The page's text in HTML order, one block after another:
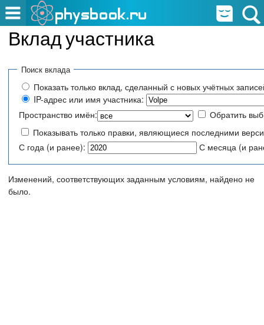
Вклад участника
Поиск вклада
Показать только вклад, сделанный с новых учётных
IP-адрес или имя участника:
Пространство имён:
Обратить
Показывать только правки, являющиеся последними
С года (и ранее):
С месяца (и
Изменений, соответствующих заданным условиям, найдено не
было.